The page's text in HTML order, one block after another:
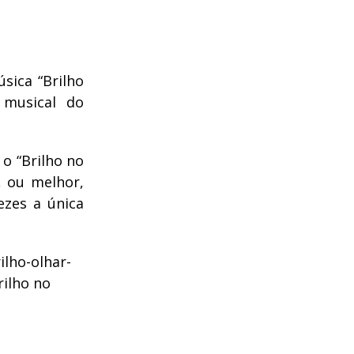
“Brilho
do
“Brilho no
ou melhor,
a única
olhar-
no